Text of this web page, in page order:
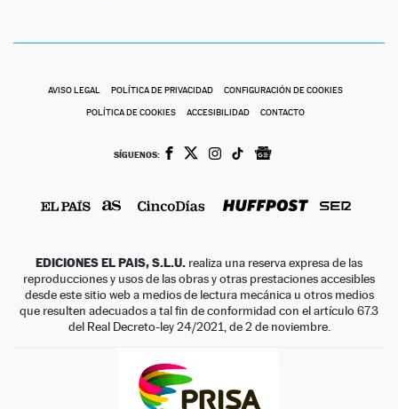
AVISO LEGAL POLÍTICA DE PRIVACIDAD CONFIGURACIÓN DE COOKIES
POLÍTICA DE COOKIES ACCESIBILIDAD CONTACTO
SÍGUENOS:
EDICIONES EL PAIS, S.L.U. realiza una reserva expresa de las
reproducciones y usos de las obras y otras prestaciones accesibles
desde este sitio web a medios de lectura mecánica u otros medios
que resulten adecuados a tal fin de conformidad con el artículo 67.3
del Real Decreto-ley 24/2021, de 2 de noviembre.